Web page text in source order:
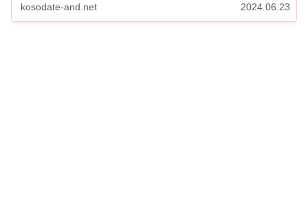
kosodate-and.net 2024.06.23